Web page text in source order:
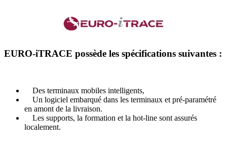
EURO-iTRACE possède les spécifications suivantes :
Des terminaux mobiles intelligents,
Un logiciel embarqué dans les terminaux et pré-paramétré
en amont de la livraison.
Les supports, la formation et la hot-line sont assurés
localement.